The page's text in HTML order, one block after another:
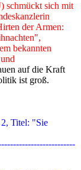
schmückt sich mit
der Armen:
bekannten
auf die Kraft
ist groß.
2, Titel: "Sie